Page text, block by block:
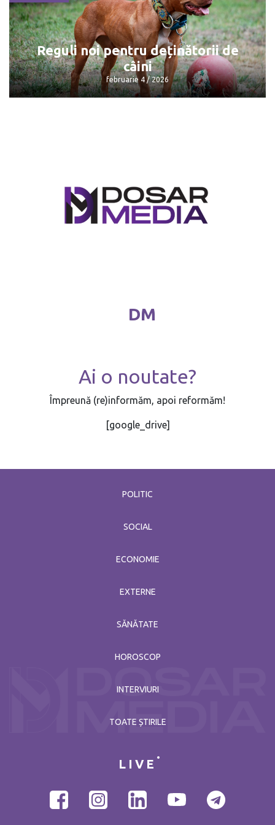
Consumatorii plătesc mai puțin pentru
gazele naturale
februarie 4 / 2026
Reguli noi pentru deținătorii de
câini
februarie 4 / 2026
DM
Ai o noutate?
Împreună (re)informăm, apoi reformăm!
[google_drive]
POLITIC
SOCIAL
ECONOMIE
EXTERNE
SĂNĂTATE
HOROSCOP
INTERVIURI
TOATE ȘTIRILE
LIVE